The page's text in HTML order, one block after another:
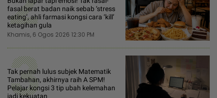
fasal berat badan naik sebab ‘stress
eating’, ahli farmasi kongsi cara ‘kill’
ketagihan gula
Khamis, 6 Ogos 2026 12:30 PM
3
Tak pernah lulus subjek Matematik
Tambahan, akhirnya raih A SPM!
Pelajar kongsi 3 tip ubah kelemahan
jadi kekuatan